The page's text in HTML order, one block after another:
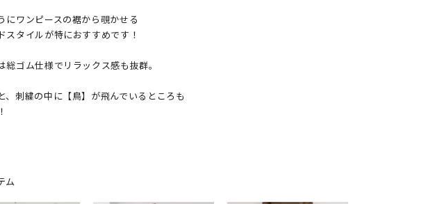
にワンピースの裾から覗かせる
スタイルが特におすすめです！
総ゴム仕様でリラックス感も抜群。
、刺繍の中に【鳥】が飛んでいるところも
ム